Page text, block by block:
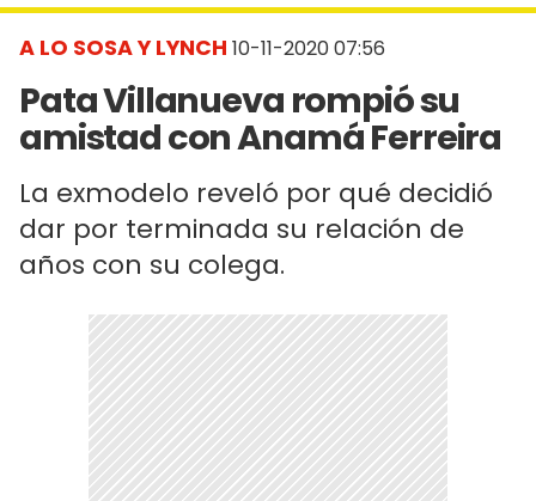
A LO SOSA Y LYNCH 10-11-2020 07:56
Pata Villanueva rompió su
amistad con Anamá Ferreira
La exmodelo reveló por qué decidió
dar por terminada su relación de
años con su colega.